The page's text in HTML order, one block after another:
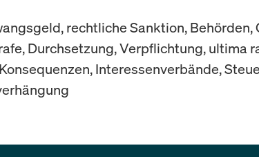
rechtliche Sanktion, Behörden,
Durchsetzung, Verpflichtung, ultima
Interessenverbände,